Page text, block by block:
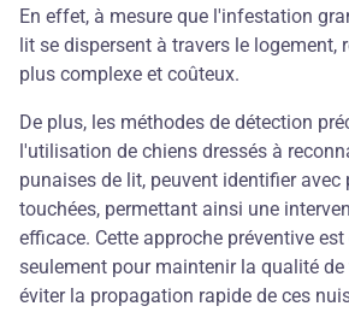
En effet, à mesure que l'infestation
lit se dispersent à travers le logement,
plus complexe et coûteux.
De plus, les méthodes de détection
l'utilisation de chiens dressés à
punaises de lit, peuvent identifier avec
touchées, permettant ainsi une
efficace. Cette approche préventive
seulement pour maintenir la qualité
éviter la propagation rapide de ces